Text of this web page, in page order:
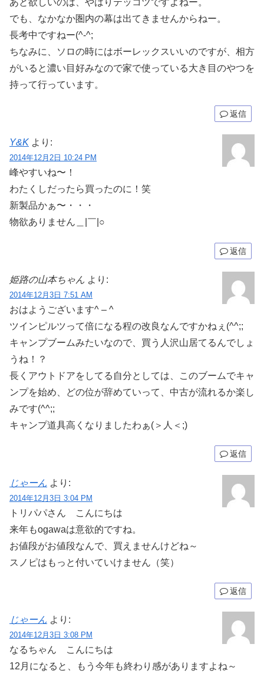
あと欲しいのは、やはりテッコツですよねー。
でも、なかなか圏内の幕は出てきませんからねー。
長考中ですねー(^-^;
ちなみに、ソロの時にはボーレックスいいのですが、相方
がいると濃い目好みなので家で使っている大き目のやつを
持って行っています。
返信
Y&K より:
2014年12月2日 10:24 PM
峰やすいね〜！
わたくしだったら買ったのに！笑
新製品かぁ〜・・・
物欲ありません＿|￣|○
返信
姫路の山本ちゃん より:
2014年12月3日 7:51 AM
おはようございます^ – ^
ツインピルツって倍になる程の改良なんですかねぇ(^^;;
キャンプブームみたいなので、買う人沢山居てるんでしょ
うね！？
長くアウトドアをしてる自分としては、このブームでキャ
ンプを始め、どの位が辞めていって、中古が流れるか楽し
みです(^^;;
キャンプ道具高くなりましたわぁ(＞人＜;)
返信
じゃーん より:
2014年12月3日 3:04 PM
トリパパさん こんにちは
来年もogawaは意欲的ですね。
お値段がお値段なんで、買えませんけどね～
スノピはもっと付いていけません（笑）
返信
じゃーん より:
2014年12月3日 3:08 PM
なるちゃん こんにちは
12月になると、もう今年も終わり感がありますよね～